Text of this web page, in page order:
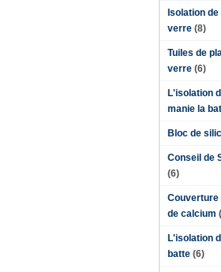
Isolation
verre (8)
Tuiles de
verre (6)
L'isolation
manie la
Bloc de
Conseil de
(6)
Couverture
de calcium
L'isolation
batte (6)